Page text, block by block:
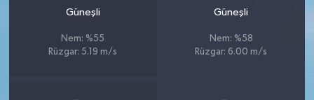
Güneşli
Nem: %55
Rüzgar: 5.19 m/s
Güneşli
Nem: %58
Rüzgar: 6.00 m/s